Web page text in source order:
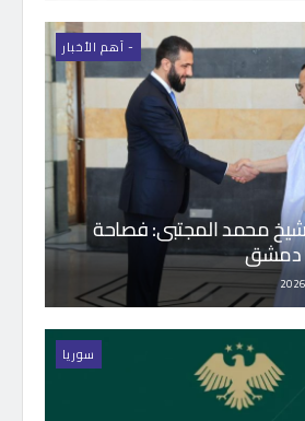
- اَهم الأخبار
محمد المجتبى: فصاحة
دمشق
سوريا